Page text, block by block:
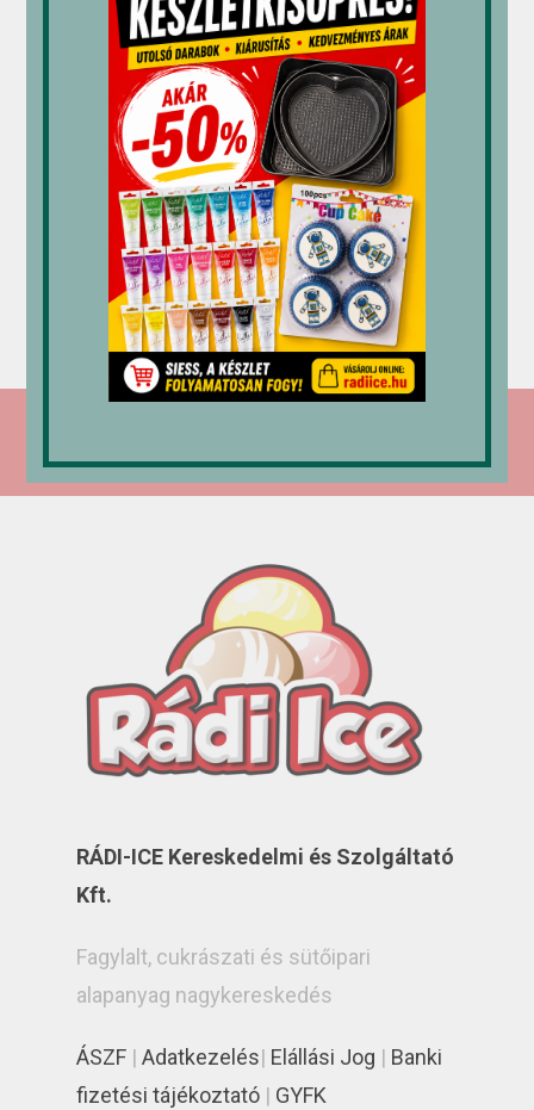
Habkártya
szett
„5649”
(V)
975Ft
Fondant
formázó
készlet
„7023”
1,400Ft
Cukortábla
320
RÁDI-ICE Kereskedelmi és Szolgáltató
Kft.
Fagylalt, cukrászati és sütőipari
alapanyag nagykereskedés
ÁSZF | Adatkezelés| Elállási Jog | Banki
fizetési tájékoztató | GYFK